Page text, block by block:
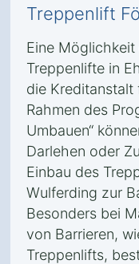
Treppenlift
Eine
Treppenlifte in
die Kreditanstalt
Rahmen des
Umbauen“
Darlehen oder
Einbau des
Wulferding zur
Besonders bei
von Barrieren,
Treppenlifts,